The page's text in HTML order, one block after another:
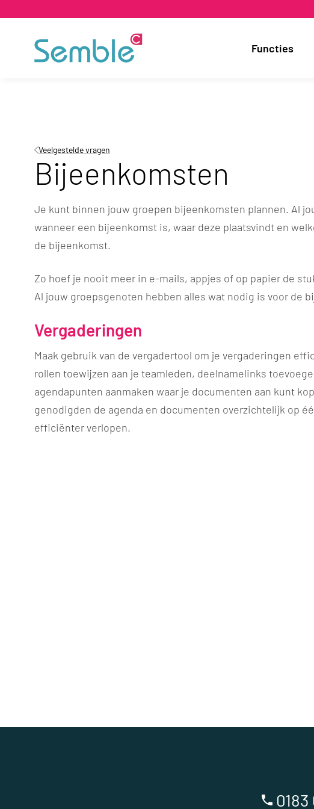
Functies
Veelgestelde vragen
Bijeenkomsten
Je kunt binnen jouw groepen bijeenkomsten plannen. Al
wanneer een bijeenkomst is, waar deze plaatsvindt en
de bijeenkomst.
Zo hoef je nooit meer in e-mails, appjes of op papier de
Al jouw groepsgenoten hebben alles wat nodig is voor de
Vergaderingen
Maak gebruik van de vergadertool om je vergaderingen
rollen toewijzen aan je teamleden, deelnamelinks
agendapunten aanmaken waar je documenten aan kunt
genodigden de agenda en documenten overzichtelijk op
efficiënter verlopen.